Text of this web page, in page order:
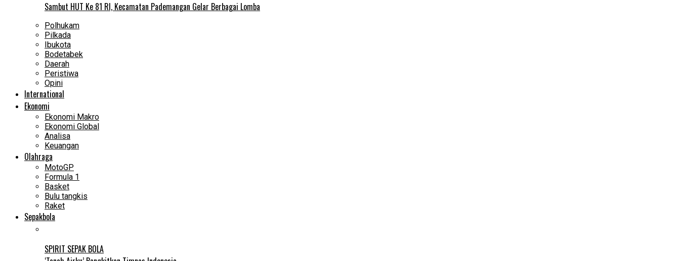
Sambut HUT Ke 81 RI, Kecamatan Pademangan Gelar Berbagai Lomba
Polhukam
Pilkada
Ibukota
Bodetabek
Daerah
Peristiwa
Opini
International
Ekonomi
Ekonomi Makro
Ekonomi Global
Analisa
Keuangan
Olahraga
MotoGP
Formula 1
Basket
Bulu tangkis
Raket
Sepakbola
SPIRIT SEPAK BOLA